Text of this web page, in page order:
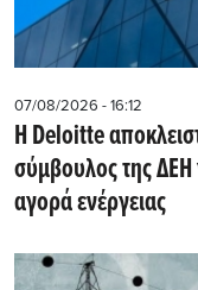
07/08/2026 - 16:12
Η Deloitte
σύμβουλος της ΔΕΗ
αγορά ενέργειας